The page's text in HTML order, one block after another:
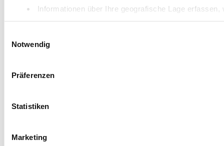
Informationen über Ihre geografische Lage
Ihr Gerät durch aktives Scannen nach bestimmten
Einzelheiten
Notwendig
Präferenzen
Statistiken
Marketing